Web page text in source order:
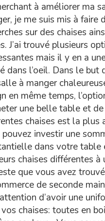
à améliorer ma
je me suis mis à faire
sur des chaises
J’ai trouvé plusieurs
mais il y en a
dans l’oeil. Dans le but
à manger
en même temps,
une belle table et
chaises est la plus
pouvez investir une
dans votre table
chaises différentes à
que vous avez
de seconde
d’avoir une
chaises: toutes en